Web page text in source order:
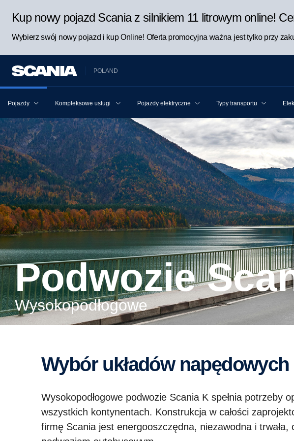
Kup nowy pojazd Scania z silnikiem 11 litrowym online!
Wybierz swój nowy pojazd i kup Online! Oferta promocyjna ważna jest tylko przy
POLAND
Pojazdy Kompleksowe usługi Scania dla pojazdu i kierowcy
Pojazdy elektryczne Typy transportu
Podwozie
Wysokopodłogowe
Wybór układów napędowych
Wysokopodłogowe podwozie Scania K spełnia potrzeby
wszystkich kontynentach. Konstrukcja w całości
firmę Scania jest energooszczędna, niezawodna i trwała,